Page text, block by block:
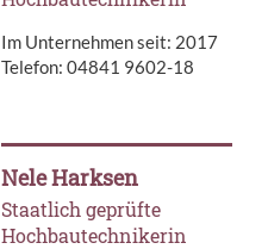
Im Unternehmen seit: 2017
Telefon: 04841 9602-18
Nele Harksen
Staatlich geprüfte
Hochbautechnikerin